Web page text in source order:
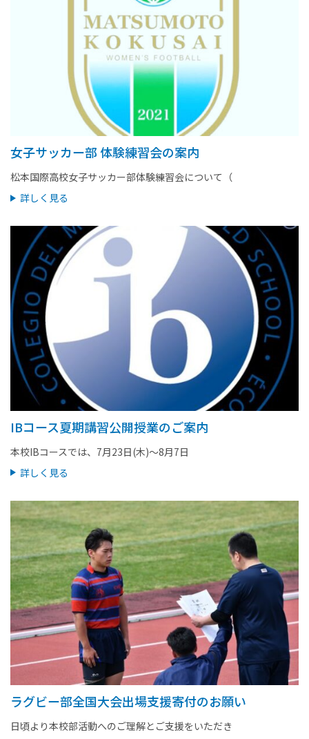
女子サッカー部 体験練習会の案内
松本国際高校女子サッカー部体験練習会について（
詳しく見る
IBコース夏期講習公開授業のご案内
本校IBコースでは、7月23日(木)～8月7日
詳しく見る
ラグビー部全国大会出場支援寄付のお願い
日頃より本校部活動へのご理解とご支援をいただき